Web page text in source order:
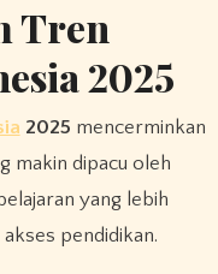
Tren
2025
2025 mencerminkan
makin dipacu oleh
yang lebih
pendidikan.